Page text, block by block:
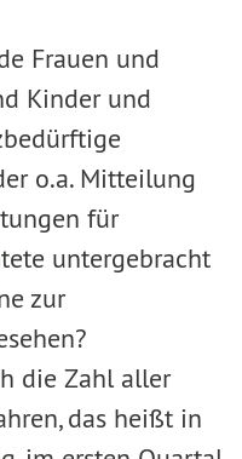
Frauen und
Kinder und
o.a. Mitteilung
für
untergebracht
zur
die Zahl aller
das heißt in